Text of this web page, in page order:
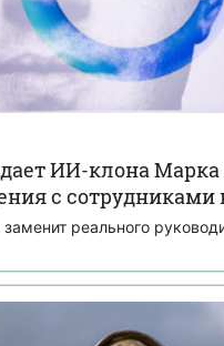
ИИ-клона Марка
с
реального